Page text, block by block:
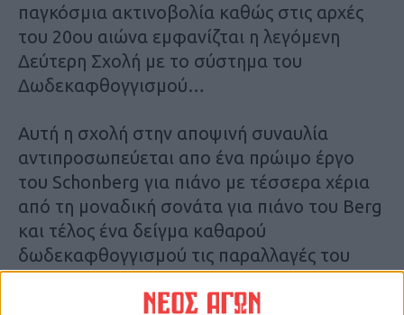
παγκόσμια ακτινοβολία καθώς στις αρχές
του 20ου αιώνα εμφανίζται η λεγόμενη
Δεύτερη Σχολή με το σύστημα του
Δωδεκαφθογγισμού…
Αυτή η σχολή στην αποψινή συναυλία
αντιπροσωπεύεται απο ένα πρώιμο έργο
του Schonberg για πιάνο με τέσσερα χέρια
από τη μοναδική σονάτα για πιάνο του Berg
και τέλος ένα δείγμα καθαρού
δωδεκαφθογγισμού τις παραλλαγές του
Webern.